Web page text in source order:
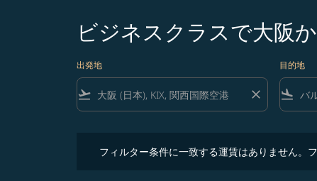
ビジネスクラスで大阪
出発地
flight_takeoff close
目的地
flight_land
フィルター条件に一致する運賃はありません。